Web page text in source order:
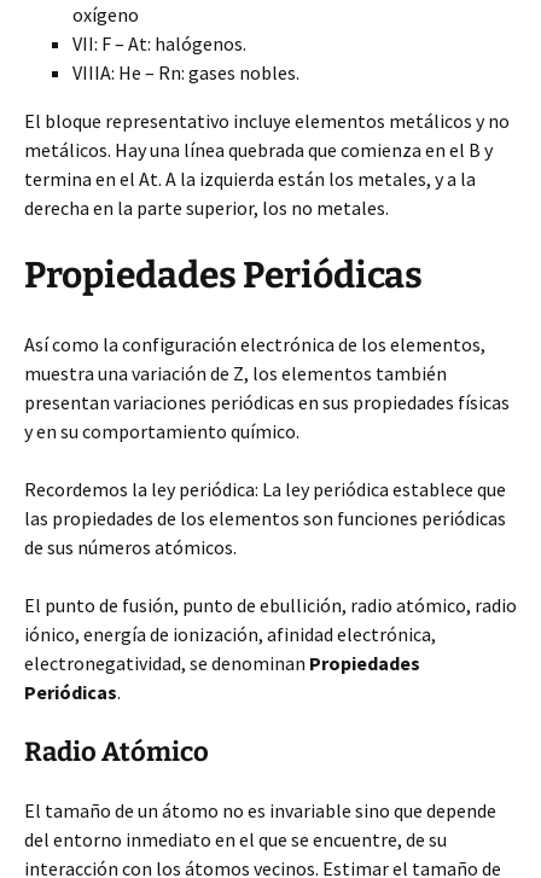
oxígeno
VII: F – At: halógenos.
VIIIA: He – Rn: gases nobles.
El bloque representativo incluye elementos metálicos y no
metálicos. Hay una línea quebrada que comienza en el B y
termina en el At. A la izquierda están los metales, y a la
derecha en la parte superior, los no metales.
Propiedades Periódicas
Así como la configuración electrónica de los elementos,
muestra una variación de Z, los elementos también
presentan variaciones periódicas en sus propiedades físicas
y en su comportamiento químico.
Recordemos la ley periódica: La ley periódica establece que
las propiedades de los elementos son funciones periódicas
de sus números atómicos.
El punto de fusión, punto de ebullición, radio atómico, radio
iónico, energía de ionización, afinidad electrónica,
electronegatividad, se denominan Propiedades
Periódicas.
Radio Atómico
El tamaño de un átomo no es invariable sino que depende
del entorno inmediato en el que se encuentre, de su
interacción con los átomos vecinos. Estimar el tamaño de